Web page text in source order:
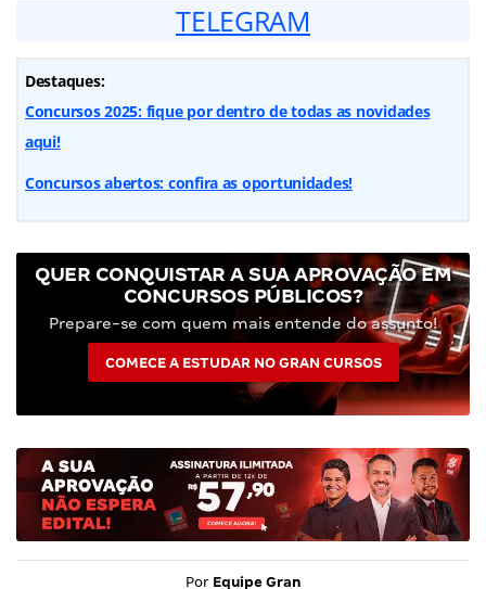
TELEGRAM
Destaques:
Concursos 2025: fique por dentro de todas as novidades
aqui!
Concursos abertos: confira as oportunidades!
QUER CONQUISTAR A SUA APROVAÇÃO EM
CONCURSOS PÚBLICOS?
Prepare-se com quem mais entende do assunto!
COMECE A ESTUDAR NO GRAN CURSOS
Por Equipe Gran